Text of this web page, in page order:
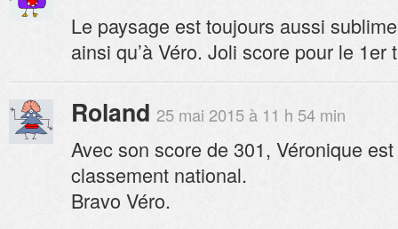
Le paysage est toujours aussi
ainsi qu’à Véro. Joli score pour le 1er
Roland 25 mai 2015 à 11 h 54 min
Avec son score de 301, Véronique
classement national.
Bravo Véro.